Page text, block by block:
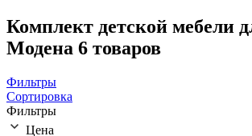
Комплект детской мебели
Модена 6 товаров
Фильтры
Сортировка
Фильтры
Цена